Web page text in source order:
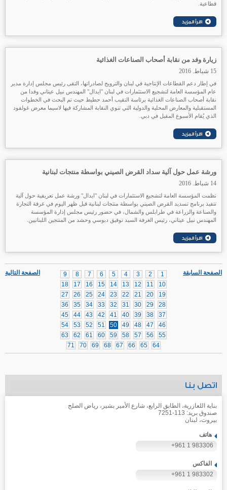
قطاعية.
زيارة وفد من نقابة أصحاب الصناعات الغذائية
15 شباط. 2016
في إطار دعم القطاعات الإنتاجية في لبنان والترويج لصادراتها، التقى رئيس مجلس إدارة مدير
عام المؤسسة العامة لتشجيع الاستثمارات في لبنان "ايدال" المهندس نبيل عيتاني وفدا من
نقابة أصحاب الصناعات الغذائية برئاسة النقيب أحمد حطيط حيث تم البحث في الخطوات
المستقبلية والمعارض المحلية والدولية التي تنوي النقابة المشاركة فيها لاسيما معرض غولفود
الذي يُقام الأسبوع المقبل في دبي.
ورشة عمل حول آلية سداد القرض الصيني بواسطة منتجات لبنانية
14 شباط. 2016
نظمت المؤسسة العامة لتشجيع الاستثمارات في لبنان "ايدال" ورشة عمل تعريفية حول آلية
تنفيذ برنامج تسديد القرض الصيني بواسطة منتجات لبنانية قبل ظهر اليوم في غرفة التجارة
والصناعة والزراعة في طرابلس والشمال، في حضور رئيس مجلس إدارة المؤسسة
المهندس نبيل عيتاني، رئيس الغرفة السيد توفيق دبوسي وحشد من المنتجين اللبنانيين.
الصفحة التالية 1
2
3
4
5
6
7
8
9
10
11
12
13
14
15
16
17
18
19
20
21
22
23
24
25
26
27
28
29
30
31
32
33
34
35
36
37
38
39
40
41
42
43
44
45
46
47
48
49
50
51
52
53
54
55
56
57
58
59
60
61
62
63
64
65
66
67
68
69
70
71
الصفحة السابقة
اتصل بنا
بناية اللعازرية، الطابق الرابع، شارع الأمير بشير، رياض الصلح
صندوق بريد: 113-7251
بيروت، لبنان
هاتف
+961 1 983306
الفاكس
+961 1 983302